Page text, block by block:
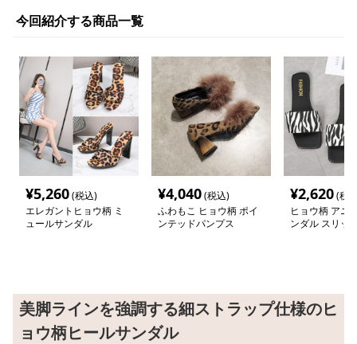
今回紹介する商品一覧
¥5,260(税込)
エレガントヒョウ柄 ミ
ュールサンダル
¥4,040(税込)
ふわもこ ヒョウ柄 ポイ
ンテッドパンプス
¥2,620(税
ヒョウ柄 アニ
ンダル スリッ
美脚ラインを強調する細ストラップ仕様のヒ
ョウ柄ヒールサンダル